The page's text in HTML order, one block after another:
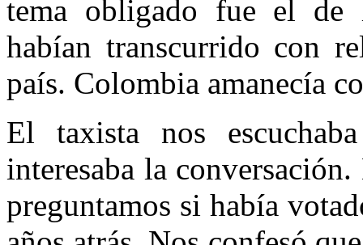
tema obligado fue el de
habían transcurrido con
país. Colombia amanecía
El taxista nos
interesaba la
preguntamos si había